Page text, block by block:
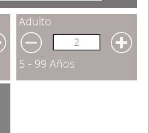
Adulto
5 - 99 Años